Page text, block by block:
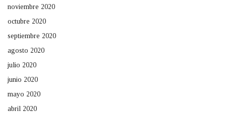
noviembre 2020
octubre 2020
septiembre 2020
agosto 2020
julio 2020
junio 2020
mayo 2020
abril 2020